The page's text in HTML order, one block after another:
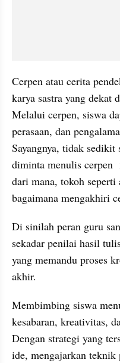
Cerpen atau cerita
karya sastra yang dekat
Melalui cerpen, siswa
perasaan, dan
Sayangnya, tidak sedikit
diminta menulis cerpen
dari mana, tokoh seperti
bagaimana mengakhiri
Di sinilah peran guru
sekadar penilai hasil
yang memandu proses
akhir.
Membimbing siswa
kesabaran, kreativitas,
Dengan strategi yang
ide, mengajarkan teknik